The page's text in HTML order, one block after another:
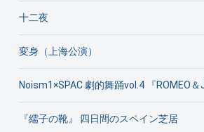
十二夜
変身（上海公演）
Noism1×SPAC 劇的舞踊vol.4 『ROMEO＆
『繻子の靴』 四日間のスペイン芝居